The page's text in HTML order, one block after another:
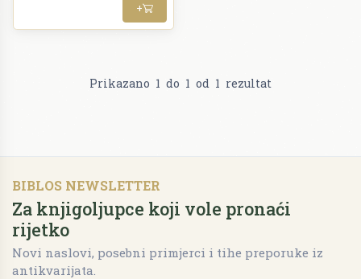
+
Prikazano 1 do 1 od 1 rezultat
BIBLOS NEWSLETTER
Za knjigoljupce koji vole pronaći
rijetko
Novi naslovi, posebni primjerci i tihe preporuke iz
antikvarijata.